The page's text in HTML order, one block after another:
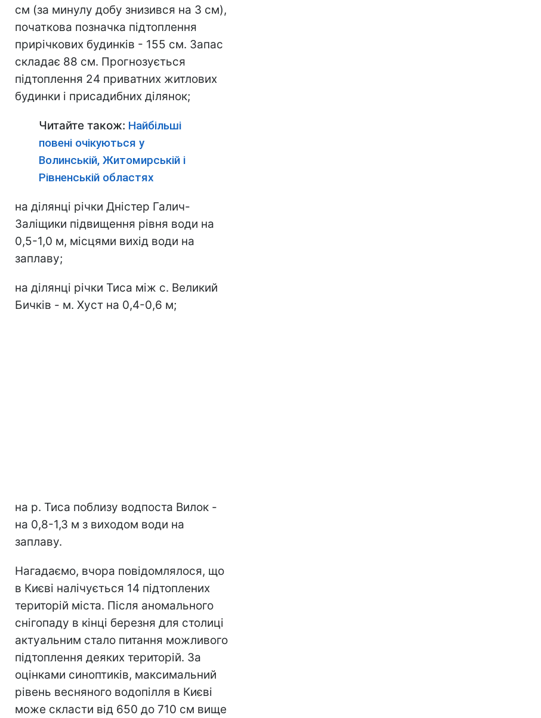
см (за минулу добу знизився на 3 см),
початкова позначка підтоплення
прирічкових будинків - 155 см. Запас
складає 88 см. Прогнозується
підтоплення 24 приватних житлових
будинки і присадибних ділянок;
Читайте також: Найбільші
повені очікуються у
Волинській, Житомирській і
Рівненській областях
на ділянці річки Дністер Галич-
Заліщики підвищення рівня води на
0,5-1,0 м, місцями вихід води на
заплаву;
на ділянці річки Тиса між с. Великий
Бичків - м. Хуст на 0,4-0,6 м;
на р. Тиса поблизу водпоста Вилок -
на 0,8-1,3 м з виходом води на
заплаву.
Нагадаємо, вчора повідомлялося, що
в Києві налічується 14 підтоплених
територій міста. Після аномального
снігопаду в кінці березня для столиці
актуальним стало питання можливого
підтоплення деяких територій. За
оцінками синоптиків, максимальний
рівень весняного водопілля в Києві
може скласти від 650 до 710 см вище